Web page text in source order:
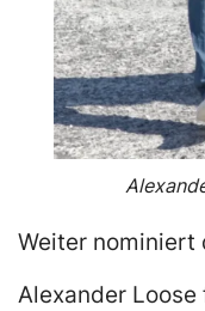
Weiter nominiert
Alexander